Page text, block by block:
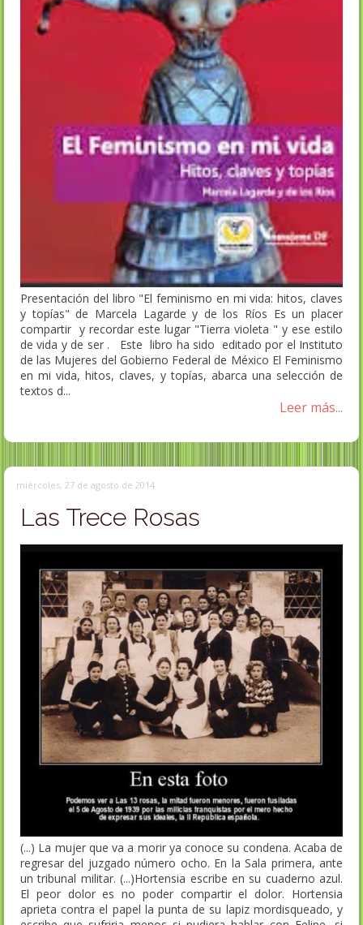
Presentación del libro "El feminismo en mi vida: hitos, claves
y topías" de Marcela Lagarde y de los Ríos Es un placer
compartir y recordar este lugar "Tierra violeta " y ese estilo
de vida y de ser . Este libro ha sido editado por el Instituto
de las Mujeres del Gobierno Federal de México El Feminismo
en mi vida, hitos, claves, y topías, abarca una selección de
textos d...
Leer más...
miércoles, 27 de agosto de 2014
Las Trece Rosas
(...) La mujer que va a morir ya conoce su condena. Acaba de
regresar del juzgado número ocho. En la Sala primera, ante
un tribunal militar. (...)Hortensia escribe en su cuaderno azul.
El peor dolor es no poder compartir el dolor. Hortensia
aprieta contra el papel la punta de su lapiz mordisqueado, y